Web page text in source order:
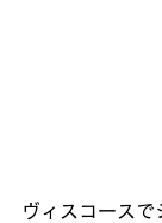
ヴィスコースで